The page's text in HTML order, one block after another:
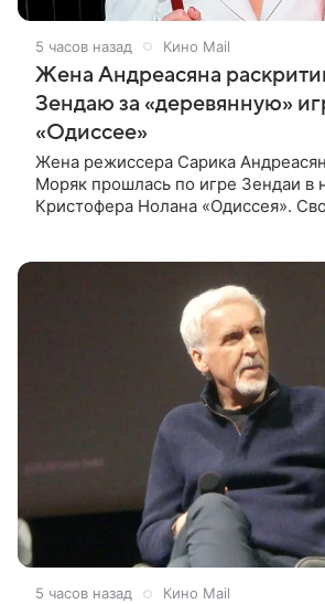
5 часов назад Кино Mail
Жена Андреасяна
Зендаю за «деревянную»
«Одиссее»
Жена режиссера Сарика
Моряк прошлась по игре Зендаи в
Кристофера Нолана «Одиссея».
5 часов назад Кино Mail